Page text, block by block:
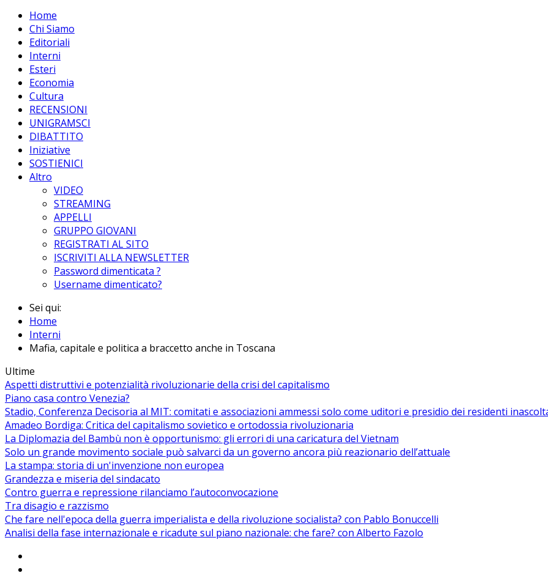
Home
Chi Siamo
Editoriali
Interni
Esteri
Economia
Cultura
RECENSIONI
UNIGRAMSCI
DIBATTITO
Iniziative
SOSTIENICI
Altro
VIDEO
STREAMING
APPELLI
GRUPPO GIOVANI
REGISTRATI AL SITO
ISCRIVITI ALLA NEWSLETTER
Password dimenticata ?
Username dimenticato?
Sei qui:
Home
Interni
Mafia, capitale e politica a braccetto anche in Toscana
Ultime
Aspetti distruttivi e potenzialità rivoluzionarie della crisi del capitalismo
Piano casa contro Venezia?
Stadio, Conferenza Decisoria al MIT: comitati e associazioni ammessi solo come uditori e presidio dei residenti
Amadeo Bordiga: Critica del capitalismo sovietico e ortodossia rivoluzionaria
La Diplomazia del Bambù non è opportunismo: gli errori di una caricatura del Vietnam
Solo un grande movimento sociale può salvarci da un governo ancora più reazionario dell’attuale
La stampa: storia di un'invenzione non europea
Grandezza e miseria del sindacato
Contro guerra e repressione rilanciamo l’autoconvocazione
Tra disagio e razzismo
Che fare nell'epoca della guerra imperialista e della rivoluzione socialista? con Pablo Bonuccelli
Analisi della fase internazionale e ricadute sul piano nazionale: che fare? con Alberto Fazolo